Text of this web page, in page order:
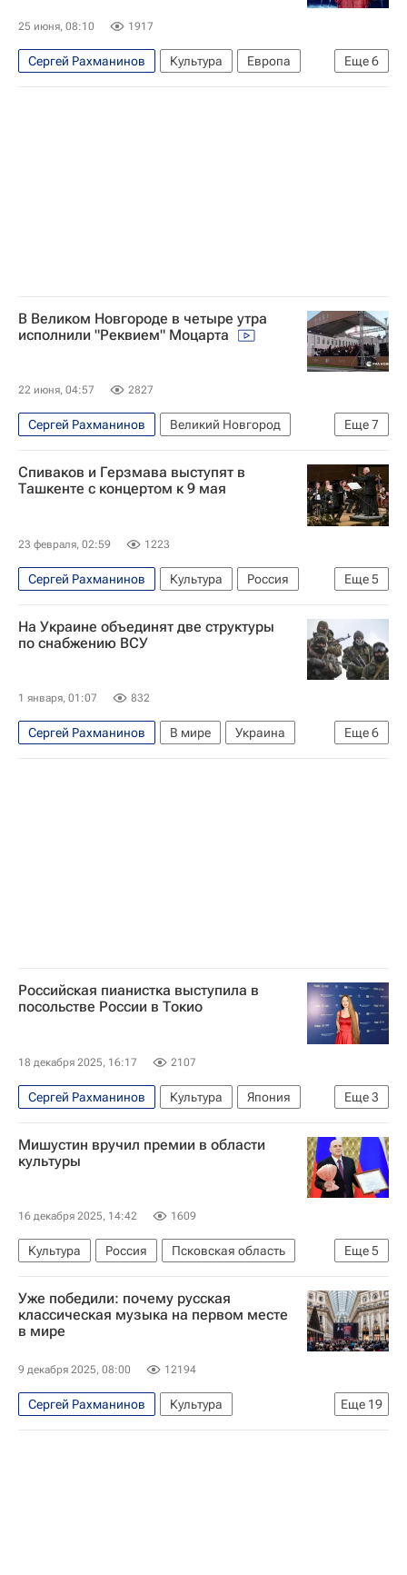
25 июня, 08:10 1917
Еще6
Сергей Рахманинов Культура
Европа
США
Петр Чайковский
В Великом Новгороде в четыре утра
исполнили "Реквием" Моцарта
22 июня, 04:57 2827
Еще7
Сергей Рахманинов
Великий Новгород
Новгородская область
Вольфганг Амадей Моцарт
Мариинский театр
Президентский фонд культурных инициатив
День России
Спиваков и Герзмава выступят в
Ташкенте с концертом к 9 мая
23 февраля, 02:59 1223
Еще5
Сергей Рахманинов Культура
Россия
Культура
Хибла Герзмава
Ташкент
Узбекистан
Владимир Спиваков
На Украине объединят две структуры
по снабжению ВСУ
1 января, 01:07 832
Еще6
Сергей Рахманинов В мире
Украина
Киев
Россия
Рустем Умеров
Российская пианистка выступила в
посольстве России в Токио
18 декабря 2025, 16:17 2107
Еще3
Сергей Рахманинов Культура
Япония
Москва
Михаил Плетнев
Петр Чайковский
Мишустин вручил премии в области
культуры
16 декабря 2025, 14:42 1609
Еще5
Культура Россия
Псковская область
Николай Овсиенко
Российское военно-историческое общество (РВИО)
Михаил Мишустин
Союз кинематографистов РФ
Уже победили: почему русская
классическая музыка на первом месте
в мире
9 декабря 2025, 08:00 12194
Еще 19
Сергей Рахманинов
Культура
Культура-Важное
Культура
Россия